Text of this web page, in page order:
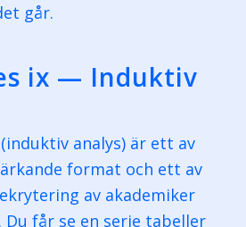
går.
ix — Induktiv
analys) är ett av
format och ett av
av akademiker
Du får se en serie tabeller